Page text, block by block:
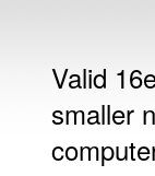
Valid
smaller